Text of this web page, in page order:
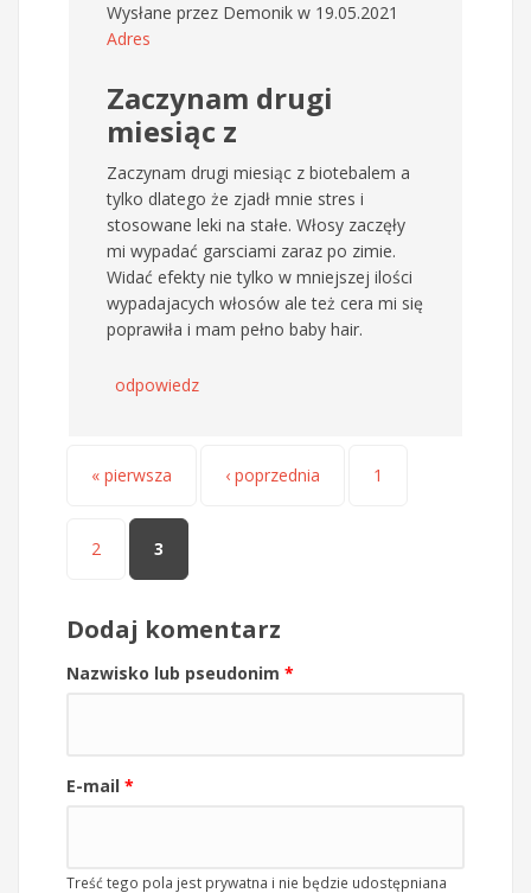
Wysłane przez Demonik w 19.05.2021
Adres
Zaczynam drugi
miesiąc z
Zaczynam drugi miesiąc z biotebalem a
tylko dlatego że zjadł mnie stres i
stosowane leki na stałe. Włosy zaczęły
mi wypadać garsciami zaraz po zimie.
Widać efekty nie tylko w mniejszej ilości
wypadajacych włosów ale też cera mi się
poprawiła i mam pełno baby hair.
odpowiedz
Strony
« pierwsza ‹ poprzednia 1
2 3
Dodaj komentarz
Nazwisko lub pseudonim *
E-mail *
Treść tego pola jest prywatna i nie będzie udostępniana